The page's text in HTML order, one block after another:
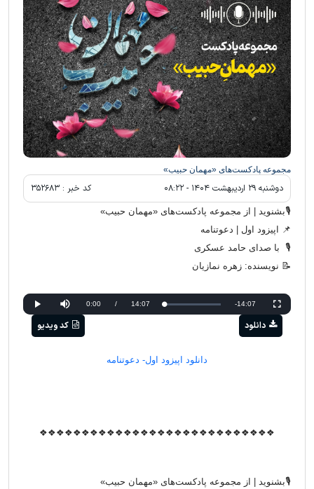
مجموعه پادکست‌های «مهمان حبیب»
دوشنبه ۲۹ ارديبهشت ۱۴۰۴ - ۰۸:۲۲ کد خبر :
🎙بشنوید | از مجموعه پادکست‌های «مهمان حبیب»
📌 اپیزود اول | دعوتنامه
🎙 با صدای حامد عسکری
📝 نویسنده: زهره نمازیان
Play Mute Current
0:00 / Duration
14:07 Loaded:
0%
Progress:
0%
Remaining
Time
-14:07 Fullscreen
کد ویدیو دانلود
دانلود اپیزود اول- دعوتنامه
❖❖❖❖❖❖❖❖❖❖❖❖❖❖❖❖❖❖❖❖❖❖❖❖❖❖❖❖
🎙بشنوید | از مجموعه پادکست‌های «مهمان حبیب»